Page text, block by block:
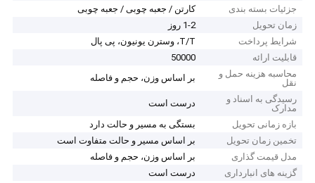
جزئیات بسته بندی
کارتن / جعبه چوبی / جعبه چوبی
زمان تحویل
1-2 روز
شرایط پرداخت
T/T، وسترن یونیون، پی پال
قابلیت ارائه
50000
محاسبه هزینه حمل و
نقل
بر اساس وزن، حجم و فاصله
رسیدگی به اسناد و
مدارک
درست است
بازه زمانی تحویل
بستگی به مسیر و حالت دارد
تخمین زمان تحویل
بر اساس مسیر و حالت متفاوت است
مدل قیمت گذاری
بر اساس وزن، حجم و فاصله
گزینه های انبارداری
درست است